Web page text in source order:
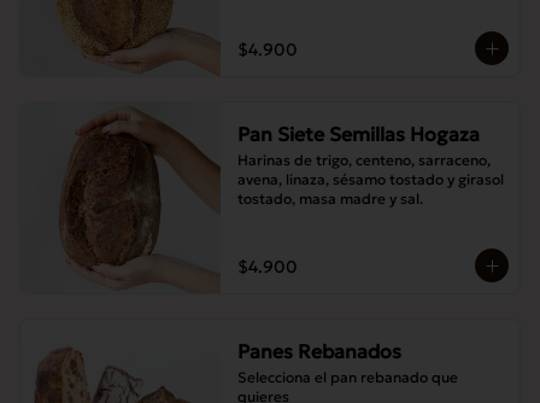
$4.900
Pan Siete Semillas Hogaza
Harinas de trigo, centeno, sarraceno,
avena, linaza, sésamo tostado y girasol
tostado, masa madre y sal.
$4.900
Panes Rebanados
Selecciona el pan rebanado que
quieres